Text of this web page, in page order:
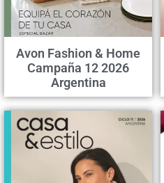
Avon Fashion & Home
Campaña 12 2026
Argentina